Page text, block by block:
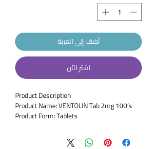
أضِف إلى العربة
اشترِ الآن
Product Description
Product Name: VENTOLIN Tab 2mg 100’s
Product Form: Tablets
Marketed By: Glaxosmithkline Pakistan